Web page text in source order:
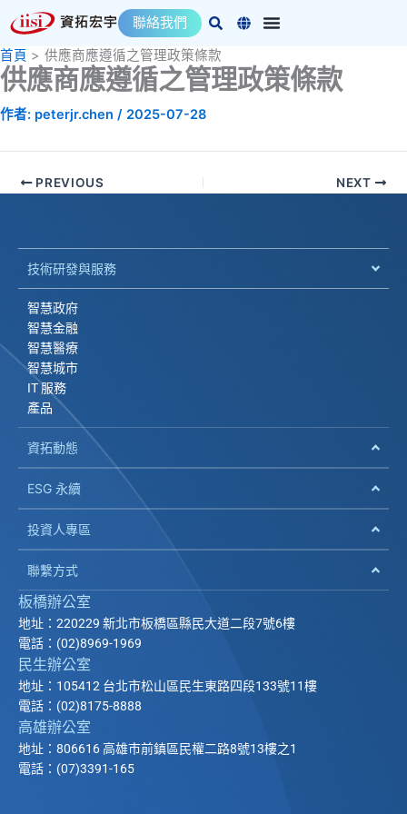
至
主
要
內
容
聯絡我們
首頁
供應商應遵循之管理政策條款
供應商應遵循之管理政策條款
作者: peterjr.chen / 2025-07-28
PREVIOUS NEXT
技術研發與服務
智慧政府
智慧金融
智慧醫療
智慧城市
IT 服務
產品
資拓動態
ESG 永續
投資人專區
聯繫方式
板橋辦公室
地址：220229 新北市板橋區縣民大道二段7號6樓
電話：(02)8969-1969
民生辦公室
地址：105412 台北市松山區民生東路四段133號11樓
電話：(02)8175-8888
高雄辦公室
地址：806616 高雄市前鎮區民權二路8號13樓之1
電話：(07)3391-165